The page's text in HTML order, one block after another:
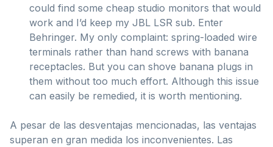
could find some cheap studio monitors that would
work and I’d keep my JBL LSR sub. Enter
Behringer. My only complaint: spring-loaded wire
terminals rather than hand screws with banana
receptacles. But you can shove banana plugs in
them without too much effort. Although this issue
can easily be remedied, it is worth mentioning.
A pesar de las desventajas mencionadas, las ventajas
superan en gran medida los inconvenientes. Las